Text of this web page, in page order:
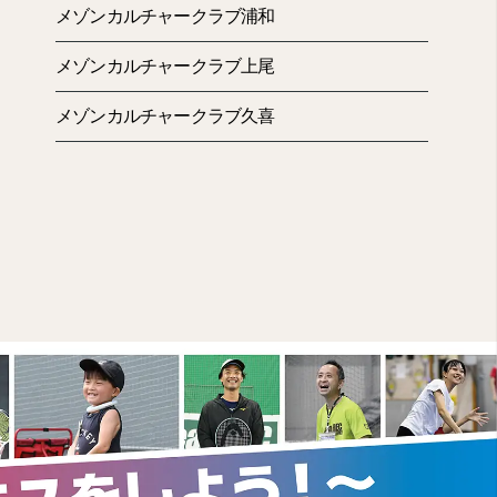
メゾンカルチャークラブ浦和
メゾンカルチャークラブ上尾
メゾンカルチャークラブ久喜